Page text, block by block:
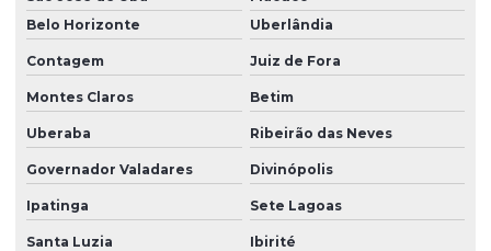
Belo Horizonte
Uberlândia
Contagem Juiz de Fora
Montes Claros Betim
Uberaba Ribeirão das Neves
Governador Valadares Divinópolis
Ipatinga Sete Lagoas
Santa Luzia Ibirité